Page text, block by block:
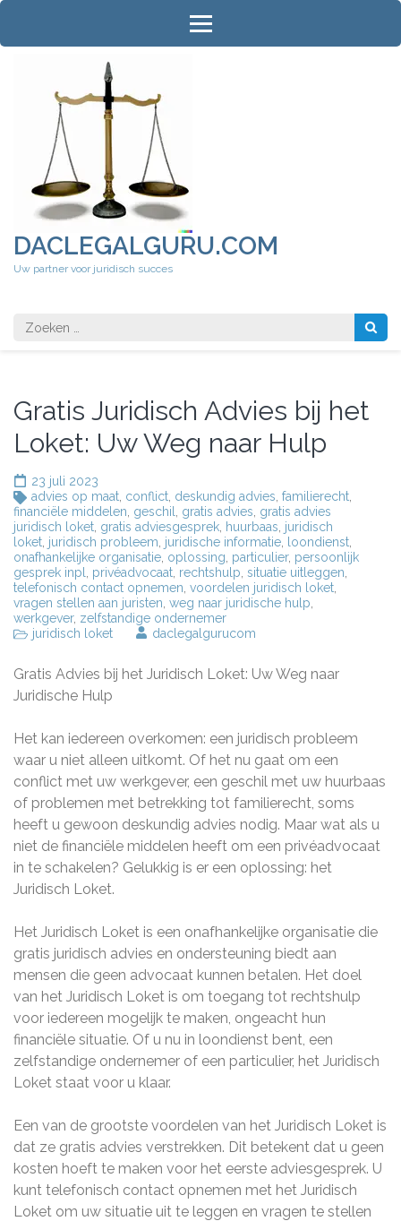
Ga
inhoud
DACLEGALGURU.COM
Uw partner voor juridisch succes
Zoeken
naar:
Gratis Juridisch Advies bij het
Loket: Uw Weg naar Hulp
23 juli 2023
advies op maat conflict deskundig advies familierecht
financiële middelen geschil gratis advies gratis advies
juridisch loket gratis adviesgesprek huurbaas juridisch
loket juridisch probleem juridische informatie loondienst
onafhankelijke organisatie oplossing particulier, persoonlijk
gesprek inpl
privéadvocaat rechtshulp situatie uitleggen
telefonisch contact opnemen voordelen juridisch loket
vragen stellen aan juristen weg naar juridische hulp
werkgever, zelfstandige ondernemer
juridisch loket
daclegalgurucom
Gratis Advies bij het Juridisch Loket: Uw Weg naar
Juridische Hulp
Het kan iedereen overkomen: een juridisch probleem
waar u niet alleen uitkomt. Of het nu gaat om een
conflict met uw werkgever, een geschil met uw huurbaas
of problemen met betrekking tot familierecht, soms
heeft u gewoon deskundig advies nodig. Maar wat als u
niet de financiële middelen heeft om een privéadvocaat
in te schakelen? Gelukkig is er een oplossing: het
Juridisch Loket.
Het Juridisch Loket is een onafhankelijke organisatie die
gratis juridisch advies en ondersteuning biedt aan
mensen die geen advocaat kunnen betalen. Het doel
van het Juridisch Loket is om toegang tot rechtshulp
voor iedereen mogelijk te maken, ongeacht hun
financiële situatie. Of u nu in loondienst bent, een
zelfstandige ondernemer of een particulier, het Juridisch
Loket staat voor u klaar.
Een van de grootste voordelen van het Juridisch Loket is
dat ze gratis advies verstrekken. Dit betekent dat u geen
kosten hoeft te maken voor het eerste adviesgesprek. U
kunt telefonisch contact opnemen met het Juridisch
Loket om uw situatie uit te leggen en vragen te stellen